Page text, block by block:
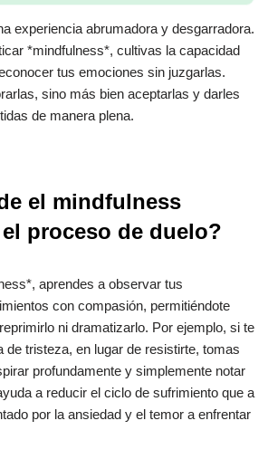
experiencia abrumadora y desgarradora.
*mindfulness*, cultivas la capacidad
tus emociones sin juzgarlas.
sino más bien aceptarlas y darles
de manera plena.
el mindfulness
proceso de duelo?
aprendes a observar tus
con compasión, permitiéndote
ni dramatizarlo. Por ejemplo, si te
de tristeza, en lugar de resistirte, tomas
profundamente y simplemente notar
a reducir el ciclo de sufrimiento que a
por la ansiedad y el temor a enfrentar